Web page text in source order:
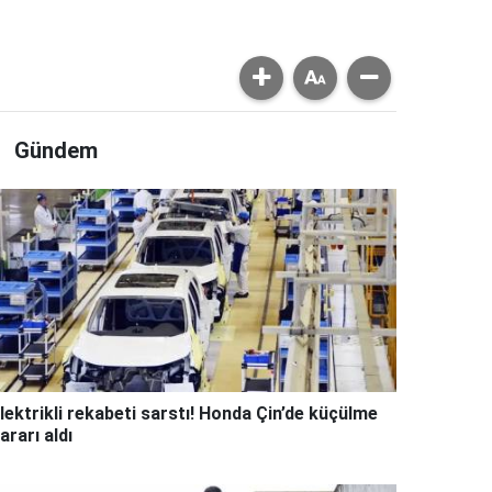
Gündem
rekabeti sarstı! Honda Çin’de küçülme
aldı